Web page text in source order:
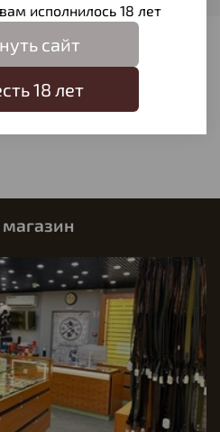
исполнилось 18 лет
сайт
18 лет